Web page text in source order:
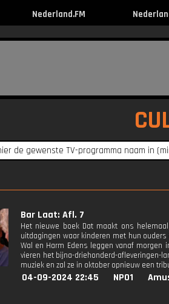
Nederland.FM
Bar Laat: Afl. 7
Het nieuwe boek Dat maakt ons
uitdagingen waar kinderen met hun
Wal en Harm Edens leggen vanaf morgen
vieren het bijna-driehonderd-afleveringen-
muziek en zal ze in oktober opnieuw een
04-09-2024 22:45 NPO1